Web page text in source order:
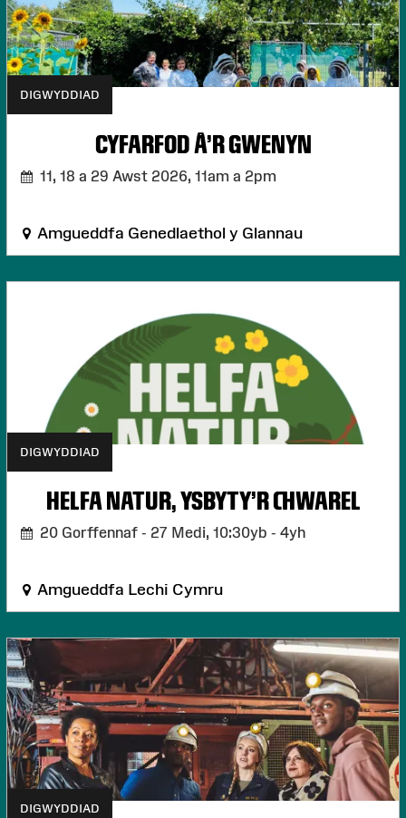
DIGWYDDIAD
CYFARFOD Â'R GWENYN
11, 18 a 29 Awst 2026, 11am a 2pm
Amgueddfa Genedlaethol y Glannau
DIGWYDDIAD
HELFA NATUR, YSBYTY'R CHWAREL
20 Gorffennaf - 27 Medi, 10:30yb - 4yh
Amgueddfa Lechi Cymru
DIGWYDDIAD